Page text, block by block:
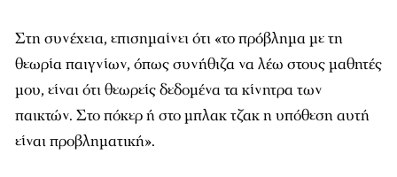
Στη συνέχεια, επισημαίνει ότι «το πρόβλημα με τη
θεωρία παιγνίων, όπως συνήθιζα να λέω στους μαθητές
μου, είναι ότι θεωρείς δεδομένα τα κίνητρα των
παικτών. Στο πόκερ ή στο μπλακ τζακ η υπόθεση αυτή
είναι προβληματική».